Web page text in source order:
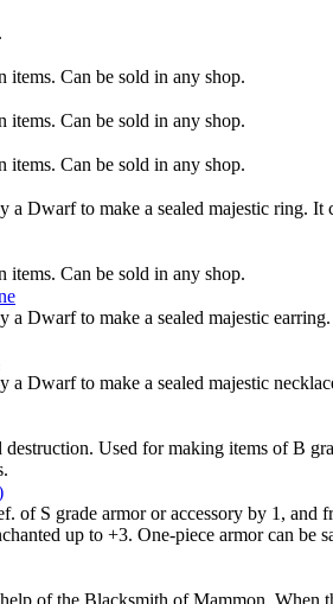
items. Can be sold in any shop.
items. Can be sold in any shop.
items. Can be sold in any shop.
a Dwarf to make a sealed majestic ring. It
items. Can be sold in any shop.
a Dwarf to make a sealed majestic
a Dwarf to make a sealed majestic
destruction. Used for making items of B
of S grade armor or accessory by 1, and
up to +3. One-piece armor can be
of the Blacksmith of Mammon. When